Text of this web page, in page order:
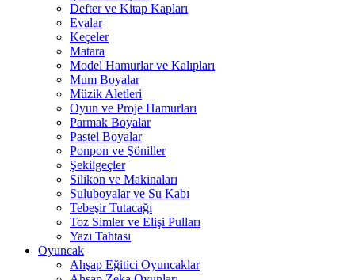
Defter ve Kitap Kapları
Evalar
Keçeler
Matara
Model Hamurlar ve Kalıpları
Mum Boyalar
Müzik Aletleri
Oyun ve Proje Hamurları
Parmak Boyalar
Pastel Boyalar
Ponpon ve Şöniller
Şekilgeçler
Silikon ve Makinaları
Suluboyalar ve Su Kabı
Tebeşir Tutacağı
Toz Simler ve Elişi Pulları
Yazı Tahtası
Oyuncak
Ahşap Eğitici Oyuncaklar